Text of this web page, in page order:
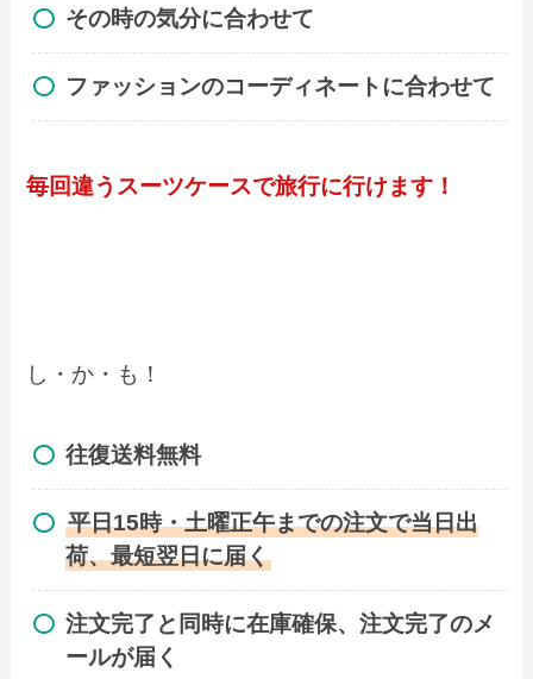
その時の気分に合わせて
ファッションのコーディネートに合わせて
毎回違うスーツケースで旅行に行けます！
し・か・も！
往復送料無料
平日15時・土曜正午までの注文で当日出
荷、最短翌日に届く
注文完了と同時に在庫確保、注文完了のメ
ールが届く